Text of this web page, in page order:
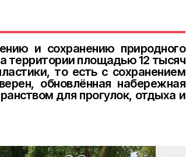
и сохранению природного
территории площадью 12 тысяч
то есть с сохранением
обновлённая набережная
для прогулок, отдыха и